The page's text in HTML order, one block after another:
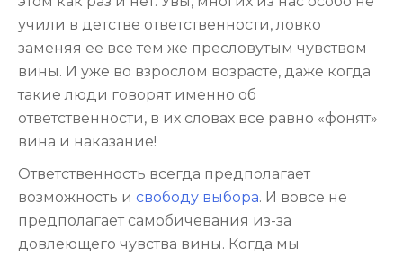
учили в детстве ответственности, ловко
заменяя ее все тем же пресловутым чувством
вины. И уже во взрослом возрасте, даже когда
такие люди говорят именно об
ответственности, в их словах все равно «фонят»
вина и наказание!
Ответственность всегда предполагает
возможность и свободу выбора. И вовсе не
предполагает самобичевания из-за
довлеющего чувства вины. Когда мы